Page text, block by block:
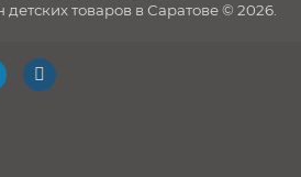
товаров в Саратове © 2026.